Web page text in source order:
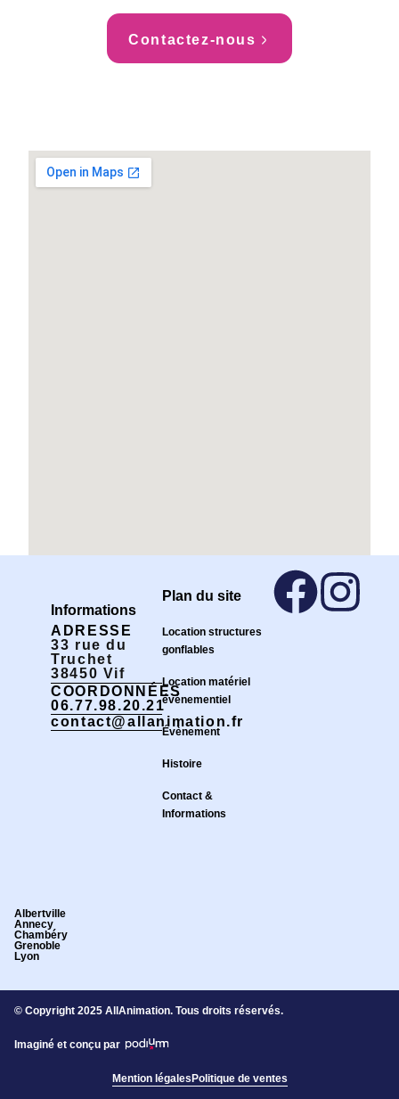
Contactez-nous
Informations
ADRESSE
33 rue du
Truchet
38450 Vif
COORDONNÉES
06.77.98.20.21
contact@allanimation.fr
Plan du site
Location structures
gonflables
Location matériel
événementiel
Évènement
Histoire
Contact &
Informations
Albertville
Annecy
Chambéry
Grenoble
Lyon
© Copyright 2025 AllAnimation. Tous droits réservés.
Imaginé et conçu par
Mention légalesPolitique de ventes